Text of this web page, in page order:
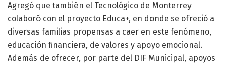
Agregó que también el Tecnológico de Monterrey
colaboró con el proyecto Educa+, en donde se ofreció a
diversas familias propensas a caer en este fenómeno,
educación financiera, de valores y apoyo emocional.
Además de ofrecer, por parte del DIF Municipal, apoyos